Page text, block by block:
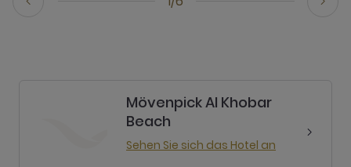
Mövenpick Al Khobar
Beach
Sehen Sie sich das Hotel an